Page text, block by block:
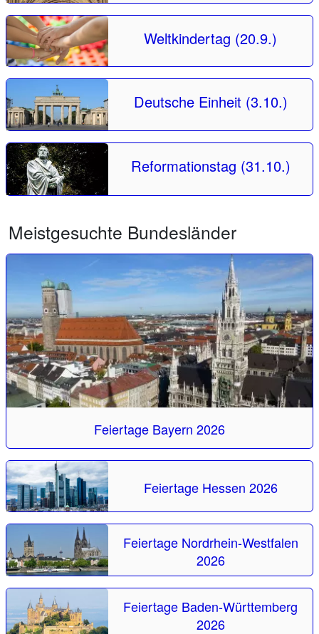
Weltkindertag (20.9.)
Deutsche Einheit (3.10.)
Reformationstag (31.10.)
Meistgesuchte Bundesländer
Feiertage Bayern 2026
Feiertage Hessen 2026
Feiertage Nordrhein-Westfalen
2026
Feiertage Baden-Württemberg
2026